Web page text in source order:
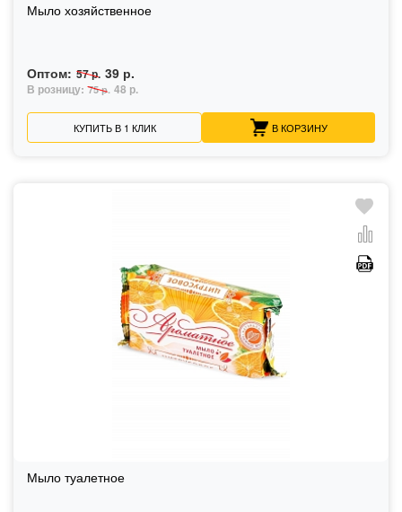
Мыло хозяйственное
Оптом: 57 р. 39 р.
В розницу: 75 р. 48 р.
КУПИТЬ В 1 КЛИК В КОРЗИНУ
Мыло туалетное